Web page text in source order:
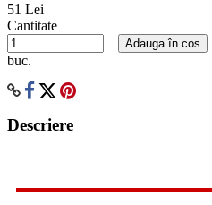
51 Lei
Cantitate
buc.
Adauga în cos
Descriere